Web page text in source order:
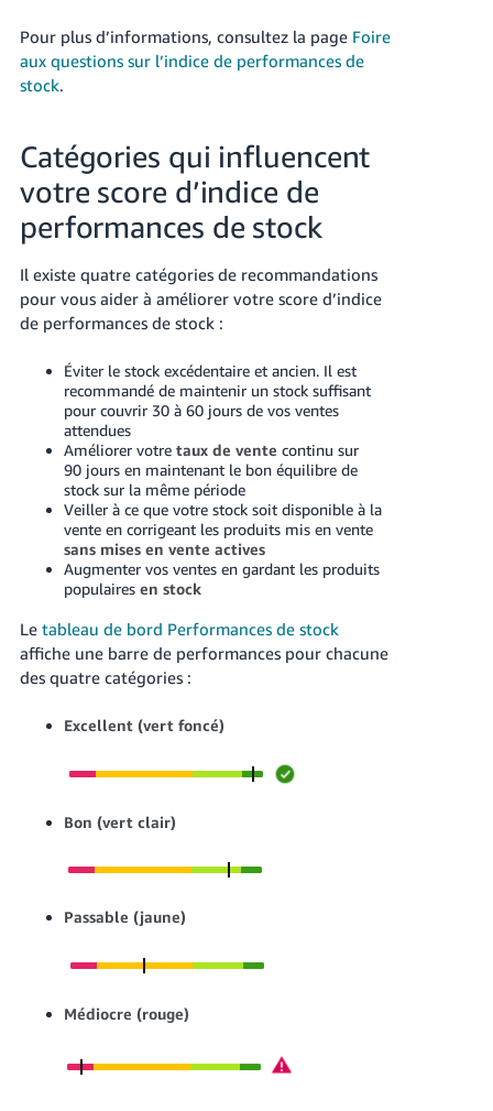
Pour plus d’informations, consultez la page Foire
aux questions sur l’indice de performances de
stock.
Catégories qui influencent
votre score d’indice de
performances de stock
Il existe quatre catégories de recommandations
pour vous aider à améliorer votre score d’indice
de performances de stock :
Éviter le stock excédentaire et ancien. Il est
recommandé de maintenir un stock suffisant
pour couvrir 30 à 60 jours de vos ventes
attendues
Améliorer votre taux de vente continu sur
90 jours en maintenant le bon équilibre de
stock sur la même période
Veiller à ce que votre stock soit disponible à la
vente en corrigeant les produits mis en vente
sans mises en vente actives
Augmenter vos ventes en gardant les produits
populaires en stock
Le tableau de bord Performances de stock
affiche une barre de performances pour chacune
des quatre catégories :
Excellent (vert foncé)
Bon (vert clair)
Passable (jaune)
Médiocre (rouge)